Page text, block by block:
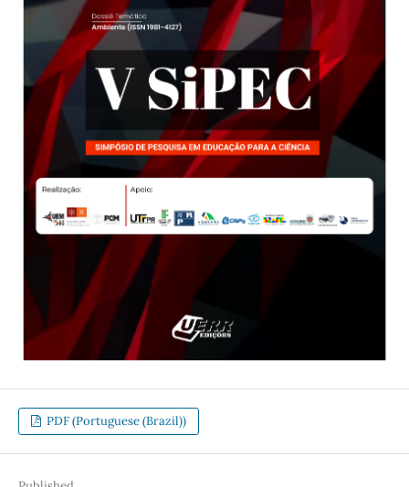
PDF (Portuguese (Brazil))